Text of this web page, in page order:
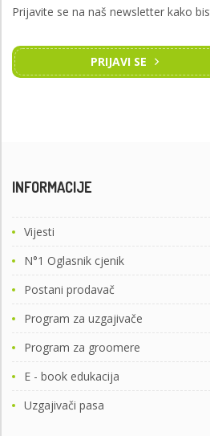
Prijavite se na naš newsletter kako
PRIJAVI SE
INFORMACIJE
Vijesti
N°1 Oglasnik cjenik
Postani prodavač
Program za uzgajivače
Program za groomere
E - book edukacija
Uzgajivači pasa